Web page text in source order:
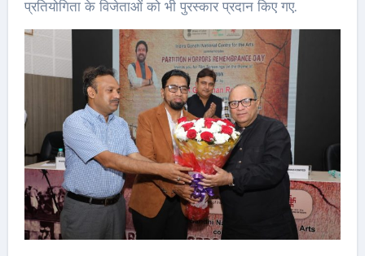
प्रतियोगिता के विजेताओं को भी पुरस्कार प्रदान किए गए.